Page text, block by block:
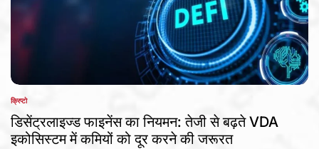
POSTED
IN
क्रिप्टो
डिसेंट्रलाइज्ड फाइनेंस का नियमन: तेजी से बढ़ते VDA
इकोसिस्टम में कमियों को दूर करने की जरूरत